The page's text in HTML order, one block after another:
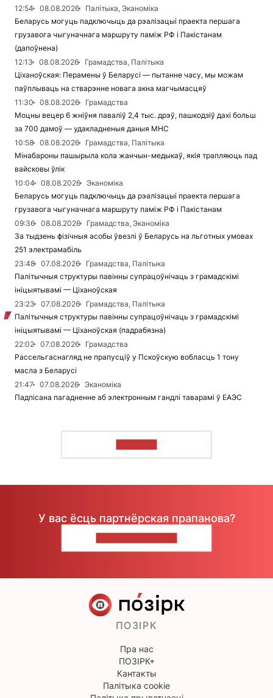
12:54
08.08.2026
Палітыка, Эканоміка
Беларусь могуць падключыць да рэалізацыі праекта першага
грузавога чыгуначнага маршруту паміж РФ і Пакістанам
(дапоўнена)
12:13
08.08.2026
Грамадства, Палітыка
Ціханоўская: Перамены ў Беларусі — пытанне часу, мы можам
паўплываць на стварэнне новага акна магчымасцяў
11:30
08.08.2026
Грамадства
Моцны вецер 6 жніўня паваліў 2,4 тыс. дрэў, пашкодзіў дахі больш
за 700 дамоў — удакладненыя даныя МНС
10:58
08.08.2026
Грамадства, Палітыка
Мінабароны пашырыла кола жанчын-медыкаў, якія трапляюць пад
вайсковы ўлік
10:04
08.08.2026
Эканоміка
Беларусь могуць падключыць да рэалізацыі праекта першага
грузавога чыгуначнага маршруту паміж РФ і Пакістанам
09:36
08.08.2026
Грамадства, Эканоміка
За тыдзень фізічныя асобы ўвезлі ў Беларусь на льготных умовах
251 электрамабіль
23:48
07.08.2026
Грамадства, Палітыка
Палітычныя структуры павінны супрацоўнічаць з грамадскімі
ініцыятывамі — Ціханоўская
23:23
07.08.2026
Грамадства, Палітыка
Палітычныя структуры павінны супрацоўнічаць з грамадскімі
ініцыятывамі — Ціханоўская (падрабязна)
22:02
07.08.2026
Грамадства
Рассельгаснагляд не прапусціў у Пскоўскую вобласць 1 тону
масла з Беларусі
21:47
07.08.2026
Эканоміка
Падпісана пагадненне аб электронным гандлі таварамі ў ЕАЭС
У вас ёсць партнёрская прапанова?
ПОЗІРК
Пра нас
ПОЗІРК+
Кантакты
Палітыка cookie